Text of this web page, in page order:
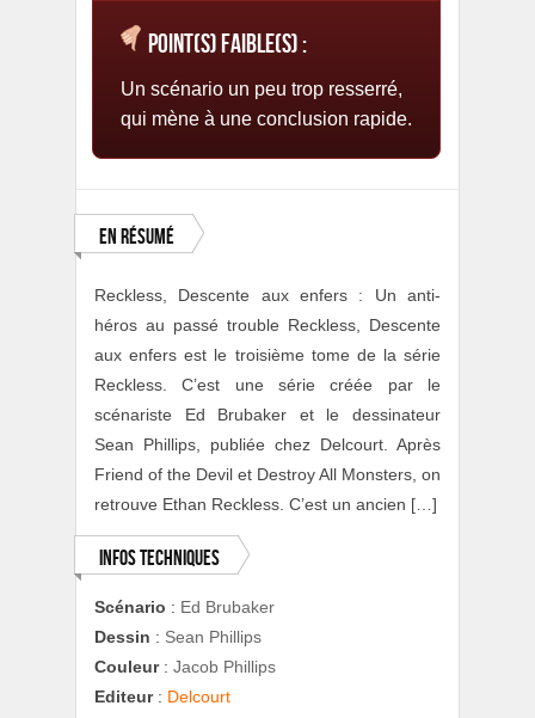
Point(s) faible(s) :
Un scénario un peu trop resserré,
qui mène à une conclusion rapide.
En résumé
Reckless, Descente aux enfers : Un anti-
héros au passé trouble Reckless, Descente
aux enfers est le troisième tome de la série
Reckless. C’est une série créée par le
scénariste Ed Brubaker et le dessinateur
Sean Phillips, publiée chez Delcourt. Après
Friend of the Devil et Destroy All Monsters, on
retrouve Ethan Reckless. C’est un ancien […]
Infos techniques
Scénario : Ed Brubaker
Dessin : Sean Phillips
Couleur: Jacob Phillips
Editeur: Delcourt